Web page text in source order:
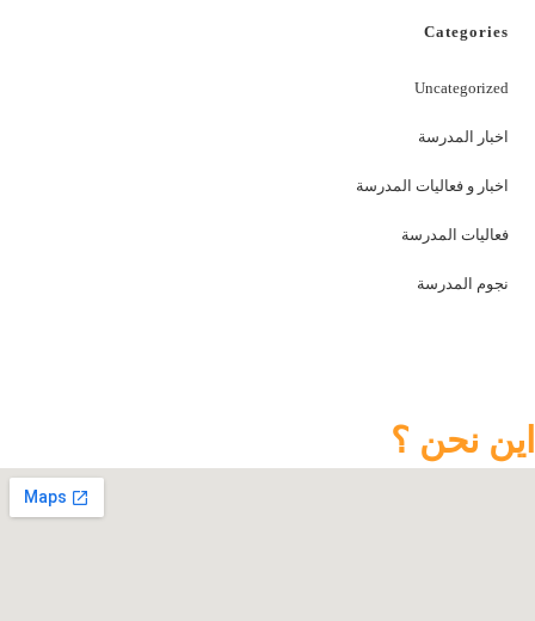
Categories
Uncategorized
اخبار المدرسة
اخبار و فعاليات المدرسة
فعاليات المدرسة
نجوم المدرسة
اين نحن ؟